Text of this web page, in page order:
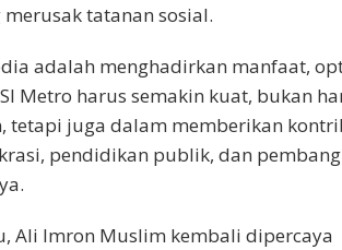
tatanan sosial.
adalah menghadirkan manfaat,
Metro harus semakin kuat, bukan
tetapi juga dalam memberikan
pendidikan publik, dan
Ali Imron Muslim kembali dipercaya